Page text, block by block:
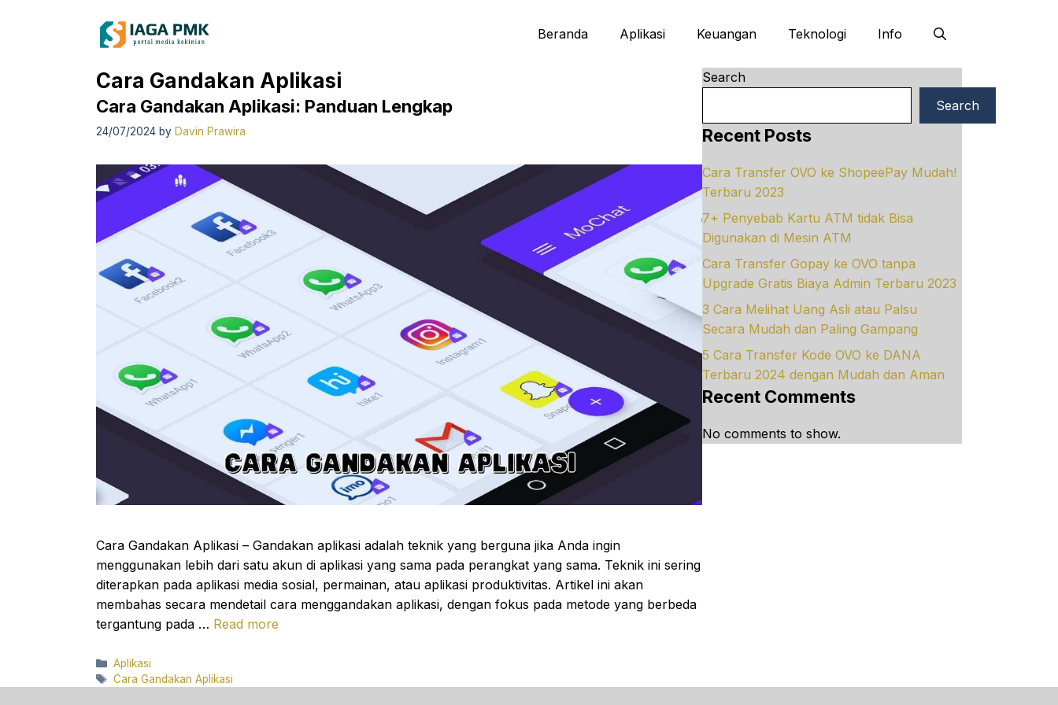
Beranda Aplikasi Keuangan Teknologi Info
Cara Gandakan Aplikasi
Cara Gandakan Aplikasi: Panduan Lengkap
24/07/2024 by Davin Prawira
Cara Gandakan Aplikasi – Gandakan aplikasi adalah teknik yang berguna jika Anda ingin
menggunakan lebih dari satu akun di aplikasi yang sama pada perangkat yang sama. Teknik ini sering
diterapkan pada aplikasi media sosial, permainan, atau aplikasi produktivitas. Artikel ini akan
membahas secara mendetail cara menggandakan aplikasi, dengan fokus pada metode yang berbeda
tergantung pada … Read more
Categories
Aplikasi
Tags
Cara Gandakan Aplikasi
Search
Search
Recent Posts
Cara Transfer OVO ke ShopeePay Mudah!
Terbaru 2023
7+ Penyebab Kartu ATM tidak Bisa
Digunakan di Mesin ATM
Cara Transfer Gopay ke OVO tanpa
Upgrade Gratis Biaya Admin Terbaru 2023
3 Cara Melihat Uang Asli atau Palsu
Secara Mudah dan Paling Gampang
5 Cara Transfer Kode OVO ke DANA
Terbaru 2024 dengan Mudah dan Aman
Recent Comments
No comments to show.